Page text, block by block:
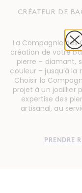
CRÉATEUR DE
La Compagnie
création de votre
pierre – diamant,
couleur – jusqu’à la
Choisir la
projet à un joaillier
expertise des
artisanal, au
PRENDRE